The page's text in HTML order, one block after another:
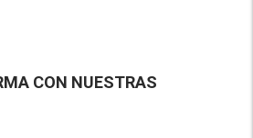
CON NUESTRAS